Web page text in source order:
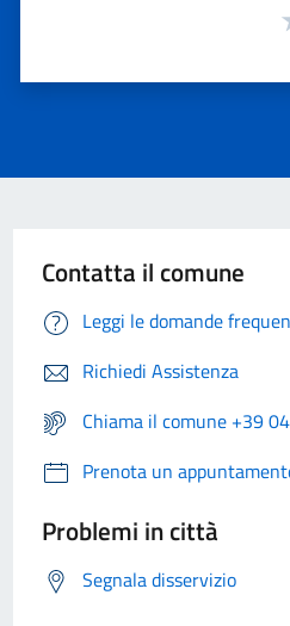
Contatta il comune
Leggi le domande
Richiedi Assistenza
Chiama il comune +39
Prenota un
Problemi in città
Segnala disservizio